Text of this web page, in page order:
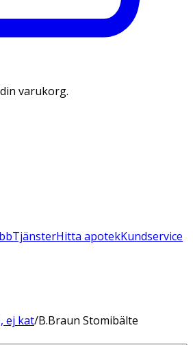
varukorg.
TjänsterHitta apotekKundservice
ej kat/B.Braun Stomibälte